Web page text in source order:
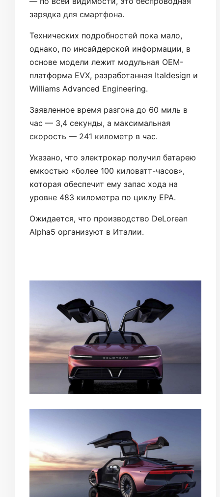
зарядка для смартфона.
Технических подробностей пока мало,
однако, по инсайдерской информации, в
основе модели лежит модульная OEM-
платформа EVX, разработанная Italdesign и
Williams Advanced Engineering.
Заявленное время разгона до 60 миль в
час — 3,4 секунды, а максимальная
скорость — 241 километр в час.
Указано, что электрокар получил батарею
емкостью «более 100 киловатт-часов»,
которая обеспечит ему запас хода на
уровне 483 километра по циклу EPA.
Ожидается, что производство DeLorean
Alpha5 организуют в Италии.